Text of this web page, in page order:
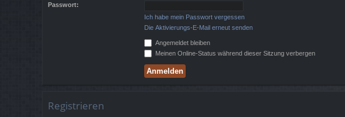
Passwort:
Ich habe mein Passwort vergessen
Die Aktivierungs-E-Mail erneut senden
Angemeldet bleiben
Meinen Online-Status während dieser Sitzung verbergen
Registrieren